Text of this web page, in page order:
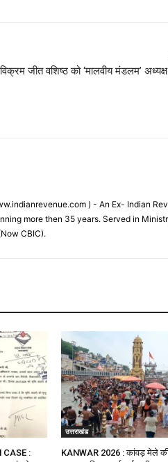
विक्रम जीत वशिष्ठ को ‘मालवीय मंडलम’
) - An Ex- Indian
more then 35 years. Served in
CBIC).
CASE :
उत्तराखंड
KANWAR 2026 : कांवड़ मेले की